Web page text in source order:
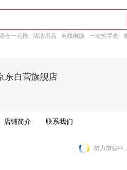
仓一元抢 清洁用品 电线电缆 一次性手套
东自营旗舰店
店铺简介 联系我们
努力加载中